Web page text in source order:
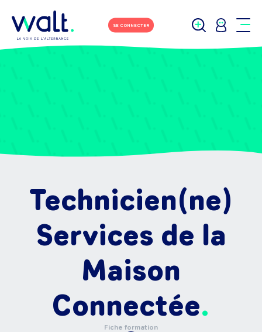
SE CONNECTER
Technicien(ne)
Services de la
Maison
Connectée
Fiche formation